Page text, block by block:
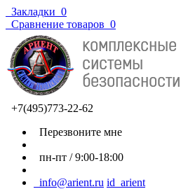
Закладки 0
Сравнение товаров 0
+7(495)773-22-62
Перезвоните мне
пн-пт / 9:00-18:00
info@arient.ru id_arient